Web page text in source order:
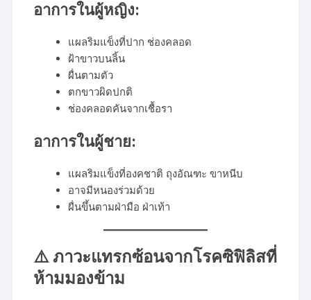
อาการในผู้หญิง:
แผลริมแข็งที่ปาก ช่องคลอด
ฝ้าขาวบนลิ้น
ผื่นตามตัว
ตกขาวผิดปกติ
ช่องคลอดคันจากเชื้อรา
อาการในผู้ชาย:
แผลริมแข็งที่องคชาติ ถุงอัณฑะ ขาหนีบ
อาจมีหนองร่วมด้วย
ผื่นขึ้นตามฝ่ามือ ฝ่าเท้า
⚠️ ภาวะแทรกซ้อนจากโรคซิฟิลิสที่
ห้ามมองข้าม